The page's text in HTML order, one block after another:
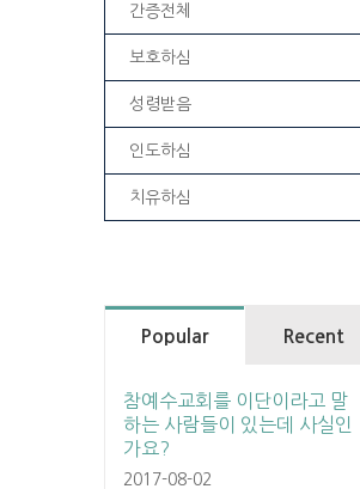
간증전체
보호하심
성령받음
인도하심
치유하심
Popular Recent
참예수교회를 이단이라고 말
하는 사람들이 있는데 사실인
가요?
2017-08-02